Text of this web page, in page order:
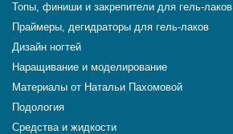
Топы, финиши и закрепители для гель-лаков
Праймеры, дегидраторы для гель-лаков
Дизайн ногтей
Наращивание и моделирование
Материалы от Натальи Пахомовой
Подология
Средства и жидкости